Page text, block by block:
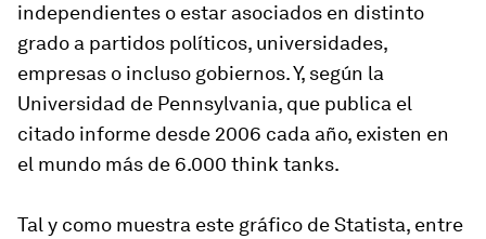
independientes o estar asociados en distinto
grado a partidos políticos, universidades,
empresas o incluso gobiernos. Y, según la
Universidad de Pennsylvania, que publica el
citado informe desde 2006 cada año, existen en
el mundo más de 6.000 think tanks.
Tal y como muestra este gráfico de Statista, entre